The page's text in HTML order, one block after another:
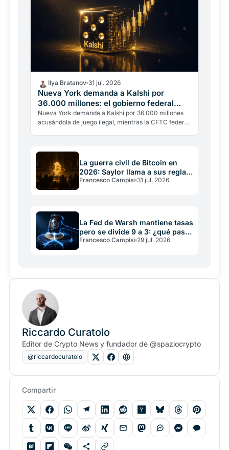
Ilya Bratanov 31 jul. 2026
Nueva York demanda a Kalshi por
36.000 millones: el gobierno federal
interviene
Nueva York demanda a Kalshi por 36.000 millones
acusándola de juego ilegal, mientras la CFTC federal
La guerra civil de Bitcoin en
2026: Saylor llama a sus reglas
una constitución
Francesco Campisi 31 jul. 2026
La Fed de Warsh mantiene tasas
pero se divide 9 a 3: ¿qué pasa
con crypto?
Francesco Campisi 29 jul. 2026
Riccardo Curatolo
Editor de Crypto News y fundador de @spaziocrypto
@riccardocuratolo
Compartir